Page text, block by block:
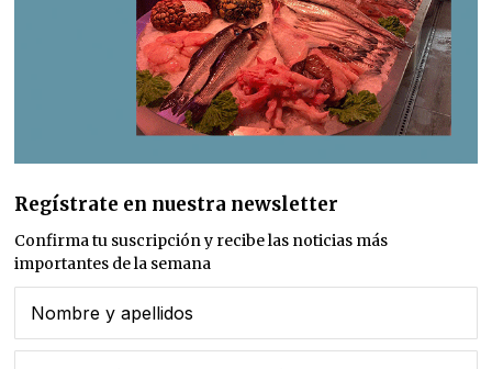
Regístrate en nuestra newsletter
Confirma tu suscripción y recibe las noticias más
importantes de la semana